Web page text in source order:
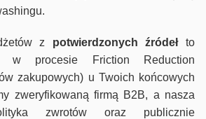
z potwierdzonych źródełto
w procesie Friction Reduction
zakupowych) u Twoich końcowych
zweryfikowaną firmą B2B, a nasza
zwrotów oraz publicznie